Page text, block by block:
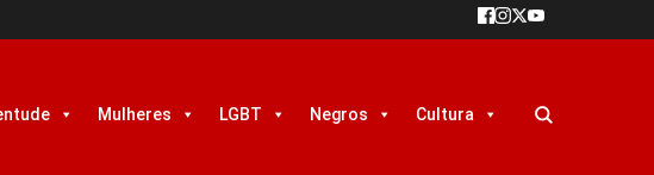
Mulheres LGBT Negros Cultura